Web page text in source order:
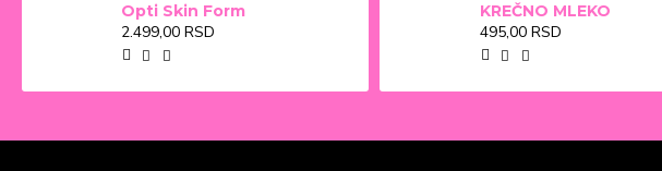
NATUMIN
PHARMA AB
NATURAL
Opti Skin Form
2.499,00 RSD
KREČNO MLEKO
495,00 RSD